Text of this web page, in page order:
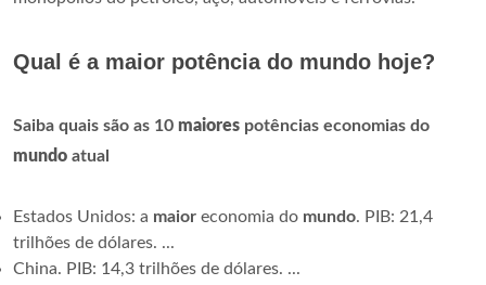
Qual é a maior potência do mundo hoje?
Saiba quais são as 10 maiores potências economias do
mundo atual
Estados Unidos: a maior economia do mundo. PIB: 21,4
trilhões de dólares. ...
China. PIB: 14,3 trilhões de dólares. ...